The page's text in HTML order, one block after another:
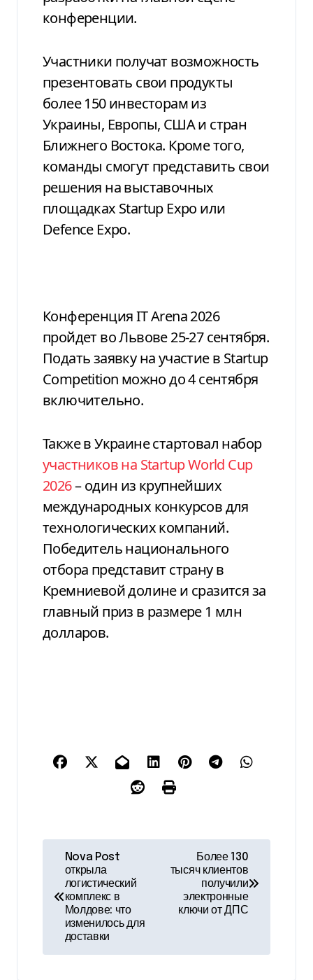
конференции.
Участники получат возможность
презентовать свои продукты
более 150 инвесторам из
Украины, Европы, США и стран
Ближнего Востока. Кроме того,
команды смогут представить свои
решения на выставочных
площадках Startup Expo или
Defence Expo.
Конференция IT Arena 2026
пройдет во Львове 25-27 сентября.
Подать заявку на участие в Startup
Competition можно до 4 сентября
включительно.
Также в Украине стартовал набор
участников на Startup World Cup
2026– один из крупнейших
международных конкурсов для
технологических компаний.
Победитель национального
отбора представит страну в
Кремниевой долине и сразится за
главный приз в размере 1 млн
долларов.
Nova Post
открыла
логистический
комплекс в
Молдове: что
изменилось для
доставки
Более 130
тысяч клиентов
получили
электронные
ключи от ДПС